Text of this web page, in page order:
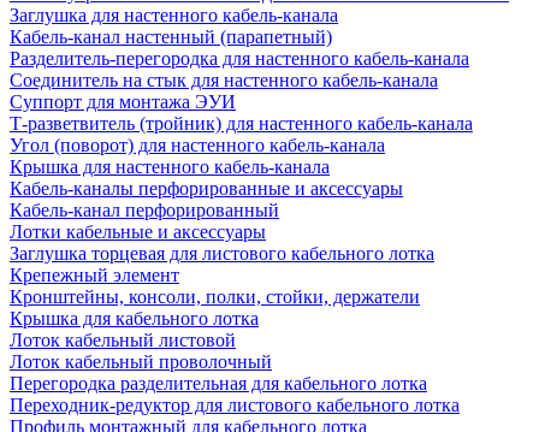
Заглушка для настенного кабель-канала
Кабель-канал настенный (парапетный)
Разделитель-перегородка для настенного кабель-канала
Соединитель на стык для настенного кабель-канала
Суппорт для монтажа ЭУИ
Т-разветвитель (тройник) для настенного кабель-канала
Угол (поворот) для настенного кабель-канала
Крышка для настенного кабель-канала
Кабель-каналы перфорированные и аксессуары
Кабель-канал перфорированный
Лотки кабельные и аксессуары
Заглушка торцевая для листового кабельного лотка
Крепежный элемент
Кронштейны, консоли, полки, стойки, держатели
Крышка для кабельного лотка
Лоток кабельный листовой
Лоток кабельный проволочный
Перегородка разделительная для кабельного лотка
Переходник-редуктор для листового кабельного лотка
Профиль монтажный для кабельного лотка